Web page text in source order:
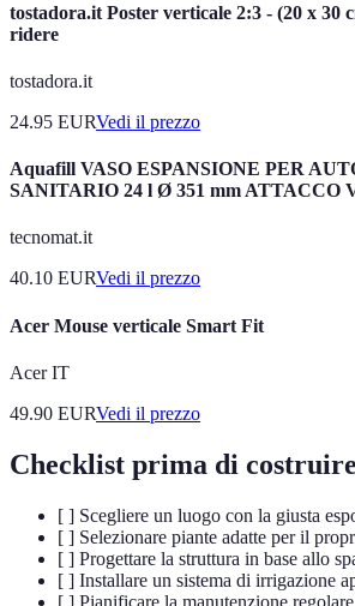
tostadora.it Poster verticale 2:3 - (20 x 30
ridere
tostadora.it
24.95 EURVedi il prezzo
Aquafill VASO ESPANSIONE PER
SANITARIO 24 l Ø 351 mm ATTACCO
tecnomat.it
40.10 EURVedi il prezzo
Acer Mouse verticale Smart Fit
Acer IT
49.90 EURVedi il prezzo
Checklist prima di costruire
[ ] Scegliere un luogo con la giusta
[ ] Selezionare piante adatte per il
[ ] Progettare la struttura in base allo
[ ] Installare un sistema di irrigazione
[ ] Pianificare la manutenzione regolare